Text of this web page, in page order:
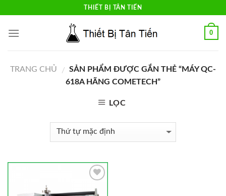
content
THIẾT BỊ TÂN TIẾN
0
TRANG CHỦ / SẢN PHẨM ĐƯỢC GẮN THẺ “MÁY QC-
618A HÃNG COMETECH”
LỌC
Add to
Wishlist